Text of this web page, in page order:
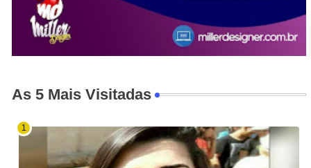
As 5 Mais Visitadas